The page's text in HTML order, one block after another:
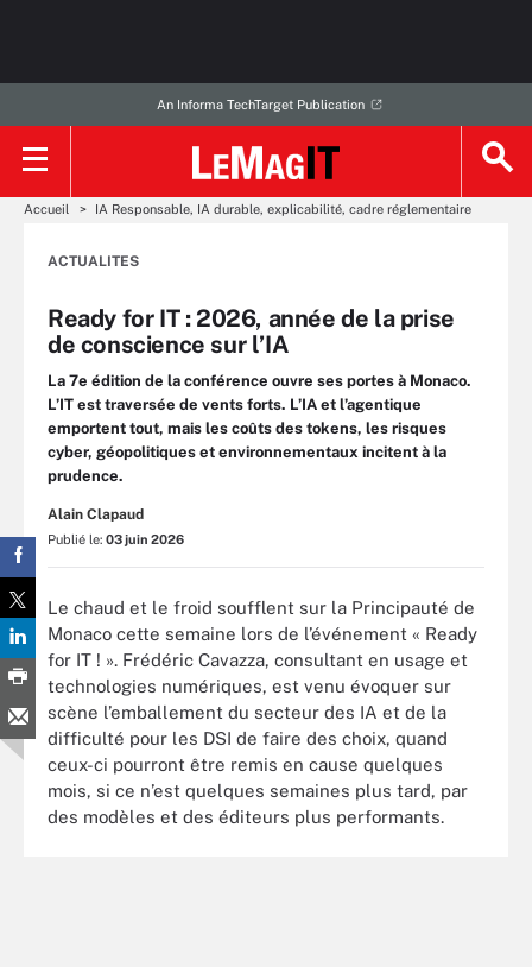
An Informa TechTarget Publication
Accueil IA Responsable, IA durable, explicabilité, cadre réglementaire
ACTUALITES
Ready for IT : 2026, année de la prise
de conscience sur l’IA
La 7e édition de la conférence ouvre ses portes à Monaco.
L’IT est traversée de vents forts. L’IA et l’agentique
emportent tout, mais les coûts des tokens, les risques
cyber, géopolitiques et environnementaux incitent à la
prudence.
Alain Clapaud
Publié le: 03 juin 2026
Le chaud et le froid soufflent sur la Principauté de
Monaco cette semaine lors de l’événement « Ready
for IT ! ». Frédéric Cavazza, consultant en usage et
technologies numériques, est venu évoquer sur
scène l’emballement du secteur des IA et de la
difficulté pour les DSI de faire des choix, quand
ceux-ci pourront être remis en cause quelques
mois, si ce n’est quelques semaines plus tard, par
des modèles et des éditeurs plus performants.